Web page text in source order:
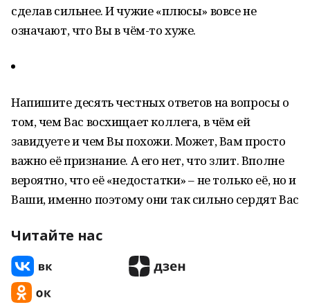
сделав сильнее. И чужие «плюсы» вовсе не
означают, что Вы в чём-то хуже.
Напишите десять честных ответов на вопросы о
том, чем Вас восхищает коллега, в чём ей
завидуете и чем Вы похожи. Может, Вам просто
важно её признание. А его нет, что злит. Вполне
вероятно, что её «недостатки» – не только её, но и
Ваши, именно поэтому они так сильно сердят Вас
Читайте нас